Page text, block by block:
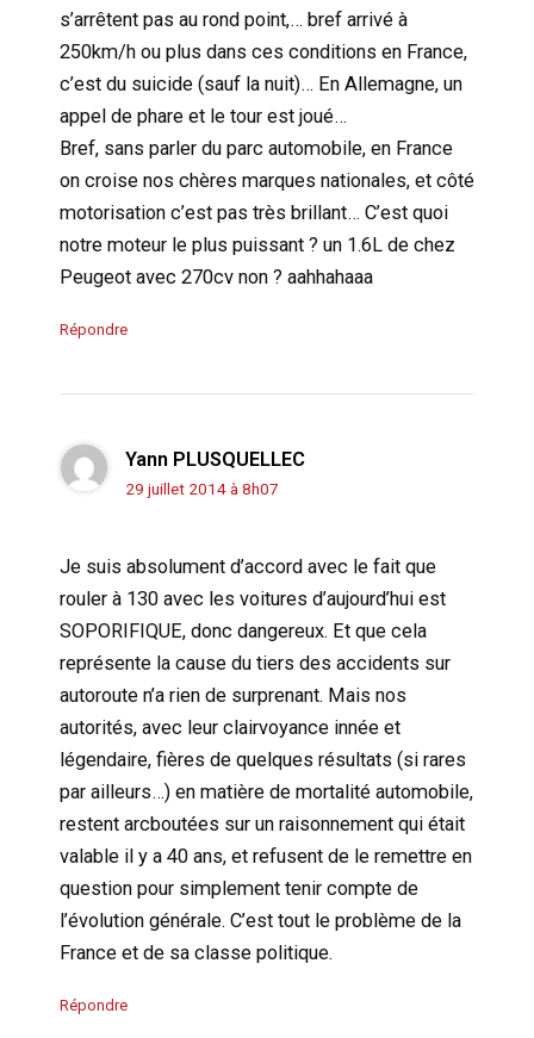
s’arrêtent pas au rond point,… bref arrivé à
250km/h ou plus dans ces conditions en France,
c’est du suicide (sauf la nuit)… En Allemagne, un
appel de phare et le tour est joué…
Bref, sans parler du parc automobile, en France
on croise nos chères marques nationales, et côté
motorisation c’est pas très brillant… C’est quoi
notre moteur le plus puissant ? un 1.6L de chez
Peugeot avec 270cv non ? aahhahaaa
Répondre
Yann PLUSQUELLEC
29 juillet 2014 à 8h07
Je suis absolument d’accord avec le fait que
rouler à 130 avec les voitures d’aujourd’hui est
SOPORIFIQUE, donc dangereux. Et que cela
représente la cause du tiers des accidents sur
autoroute n’a rien de surprenant. Mais nos
autorités, avec leur clairvoyance innée et
légendaire, fières de quelques résultats (si rares
par ailleurs…) en matière de mortalité automobile,
restent arcboutées sur un raisonnement qui était
valable il y a 40 ans, et refusent de le remettre en
question pour simplement tenir compte de
l’évolution générale. C’est tout le problème de la
France et de sa classe politique.
Répondre